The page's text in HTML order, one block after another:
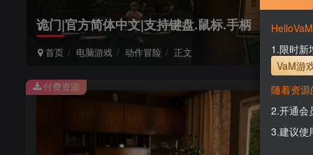
诡门|官方简体中文|支持键盘.鼠标.手柄
首页 电脑游戏 动作冒险 正文
付费资源
1.限时新
VaM游
随着资
2.开通会
3.建议使